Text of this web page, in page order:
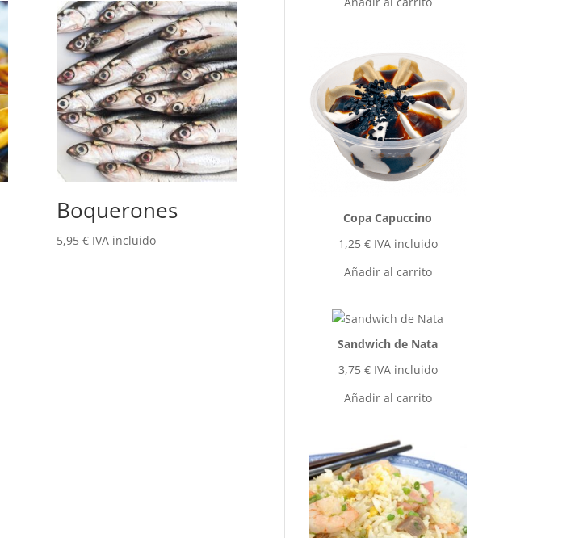
Boquerones
5,95 € IVA incluido
Copa Capuccino
1,25 € IVA incluido
Añadir al carrito
Sandwich de Nata
3,75 € IVA incluido
Añadir al carrito